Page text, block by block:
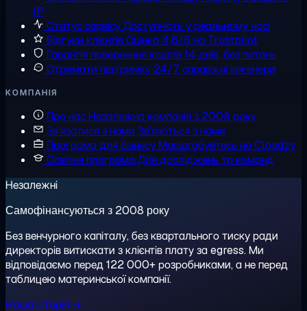
IP
Статус сервісуДоступність у реальному часі
Відгуки клієнтівОцінка 4,6/5 на Trustpilot
Гарантія повернення коштів14 днів, без питань
Отримати підтримку 24/7, справжні інженери
КОМПАНІЯ
Про насНезалежна компанія з 2008 року
Зв'язатися з нами Зв'яжіться з нами
Програма для бізнесуМасштабуйтесь на Cloudzy
Освітня програмаДля досліджень та команд
Незалежні
Самофінансуються з 2008 року
Без венчурного капіталу, без квартального тиску ради
директорів витискати з клієнтів плату за egress. Ми
відповідаємо перед 122 000+ розробниками, а не перед
таблицею материнської компанії.
Наша історія →